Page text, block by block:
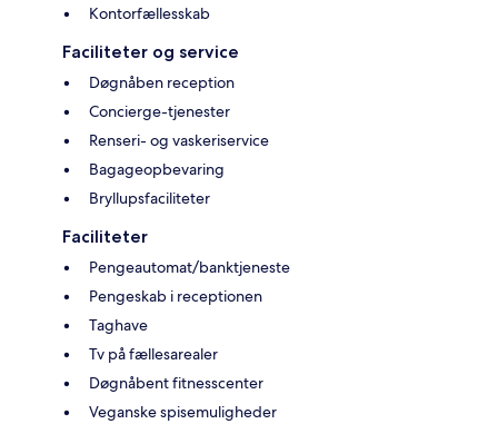
Kontorfællesskab
Faciliteter og service
Døgnåben reception
Concierge-tjenester
Renseri- og vaskeriservice
Bagageopbevaring
Bryllupsfaciliteter
Faciliteter
Pengeautomat/banktjeneste
Pengeskab i receptionen
Taghave
Tv på fællesarealer
Døgnåbent fitnesscenter
Veganske spisemuligheder